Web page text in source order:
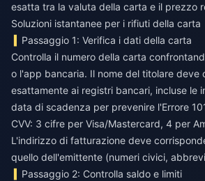
esatta tra la valuta della carta e il prezzo
Soluzioni istantanee per i rifiuti della carta
Passaggio 1: Verifica i dati della carta
Controlla il numero della carta
o l'app bancaria. Il nome del titolare deve
esattamente ai registri bancari, incluse le
data di scadenza per prevenire l'Errore
CVV: 3 cifre per Visa/Mastercard, 4 per
L'indirizzo di fatturazione deve
quello dell'emittente (numeri civici,
Passaggio 2: Controlla saldo e limiti